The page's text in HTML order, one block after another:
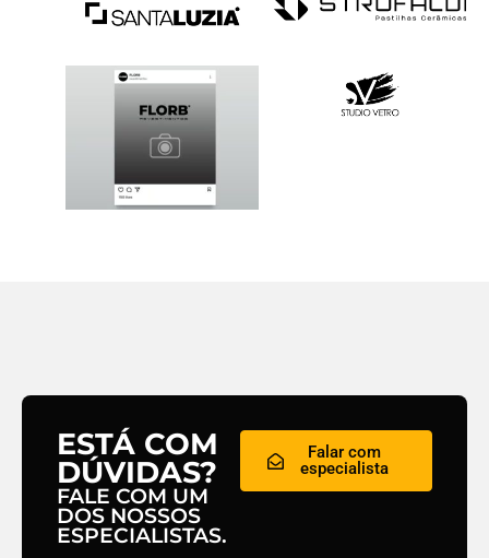
ESTÁ COM
DÚVIDAS?
FALE COM UM
DOS NOSSOS
ESPECIALISTAS.
Falar com
especialista